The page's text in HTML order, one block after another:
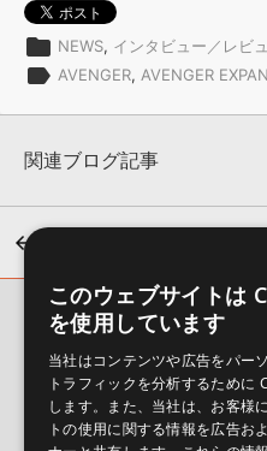
folder NEWS, インタビュー／レビ
label AVENGER, AVENGER
関連ブログ記事
【無料/体験版あり】楽曲のス
サウンド音源5選
2026年7月17日 17:00
私がオススメする『Avenger2』
会社概要 環境保護（CSR）への取り
サイト動作環境
利用規約 個
このウェブサイトは
を使用しています
当社はコンテンツや広告をパー
トラフィックを分析するために
します。また、当社は、お客様
トの使用に関する情報を広告お